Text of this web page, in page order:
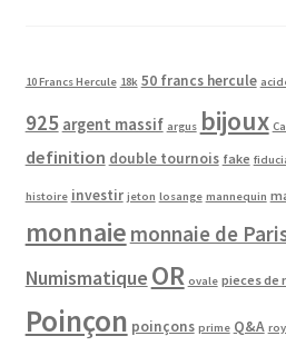
10 Francs Hercule 18k 50 francs hercule
925 argent massif argus bijoux
definition double tournois fake
histoire investir jeton losange mannequin
monnaie monnaie de
Numismatique OR ovale pieces de
Poinçon poinçons prime Q&A